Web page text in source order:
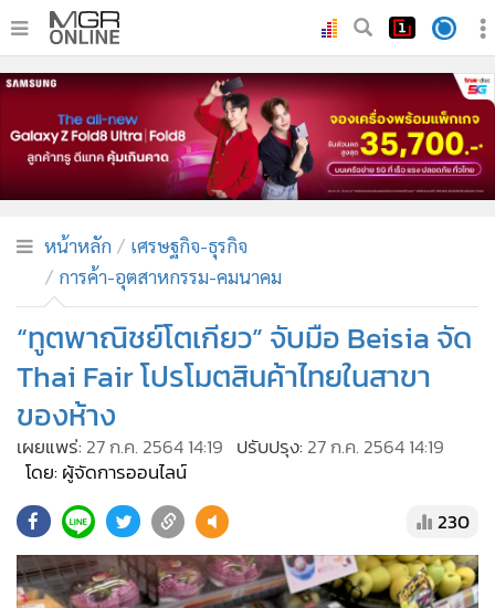
• หน้าหลัก
ทันเหตุการณ์
ภาคใต้
• ภูมิภาค
• บันเทิง
ผู้จัดการรายวัน
•
ละคร
• CbizReview
• Cyber BIZ
• ผู้จัดกวน
• Green Innovation & SD
• Management & HR
• MGR Live
หน้าหลัก
เศรษฐกิจ-ธุรกิจ
การค้า-อุตสาหกรรม-คมนาคม
“ทูตพาณิชย์โตเกียว” จับมือ Beisia จัด
Thai Fair โปรโมตสินค้าไทยในสาขา
ของห้าง
เผยแพร่: 27 ก.ค. 2564 14:19 ปรับปรุง: 27 ก.ค. 2564 14:19
โดย: ผู้จัดการออนไลน์
230